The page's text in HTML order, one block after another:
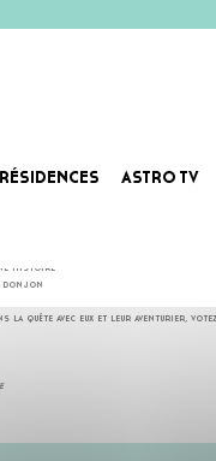
RÉSIDENCES ASTRO TV
histoire
donjon
quête avec eux et leur aventurier,